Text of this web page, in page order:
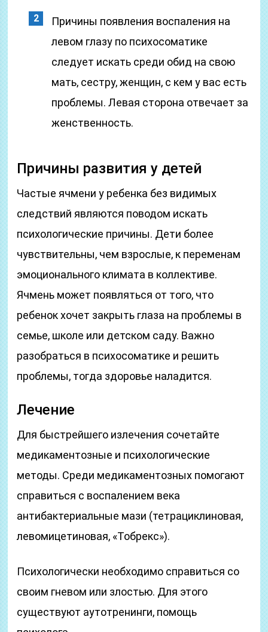
Причины появления воспаления на
левом глазу по психосоматике
следует искать среди обид на свою
мать, сестру, женщин, с кем у вас есть
проблемы. Левая сторона отвечает за
женственность.
Причины развития у детей
Частые ячмени у ребенка без видимых
следствий являются поводом искать
психологические причины. Дети более
чувствительны, чем взрослые, к переменам
эмоционального климата в коллективе.
Ячмень может появляться от того, что
ребенок хочет закрыть глаза на проблемы в
семье, школе или детском саду. Важно
разобраться в психосоматике и решить
проблемы, тогда здоровье наладится.
Лечение
Для быстрейшего излечения сочетайте
медикаментозные и психологические
методы. Среди медикаментозных помогают
справиться с воспалением века
антибактериальные мази (тетрациклиновая,
левомицетиновая, «Тобрекс»).
Психологически необходимо справиться со
своим гневом или злостью. Для этого
существуют аутотренинги, помощь